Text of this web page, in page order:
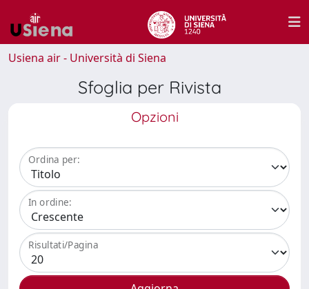
Usiena air - Università di Siena
Sfoglia per Rivista
Opzioni
Ordina per:
In ordine:
Risultati/Pagina